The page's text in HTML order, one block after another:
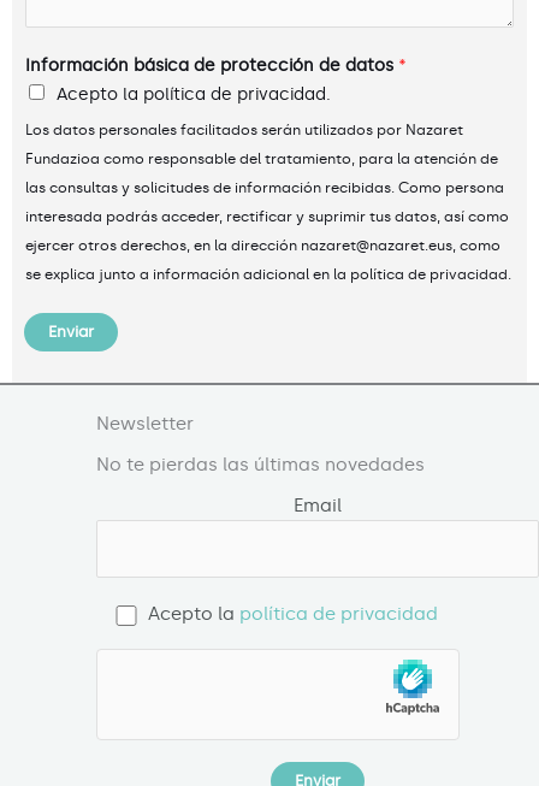
Información básica de protección de datos *
Acepto la política de privacidad.
Los datos personales facilitados serán utilizados por Nazaret
Fundazioa como responsable del tratamiento, para la atención de
las consultas y solicitudes de información recibidas. Como persona
interesada podrás acceder, rectificar y suprimir tus datos, así como
ejercer otros derechos, en la dirección nazaret@nazaret.eus, como
se explica junto a información adicional en la política de privacidad.
Enviar
Newsletter
No te pierdas las últimas novedades
Email
Acepto la política de privacidad